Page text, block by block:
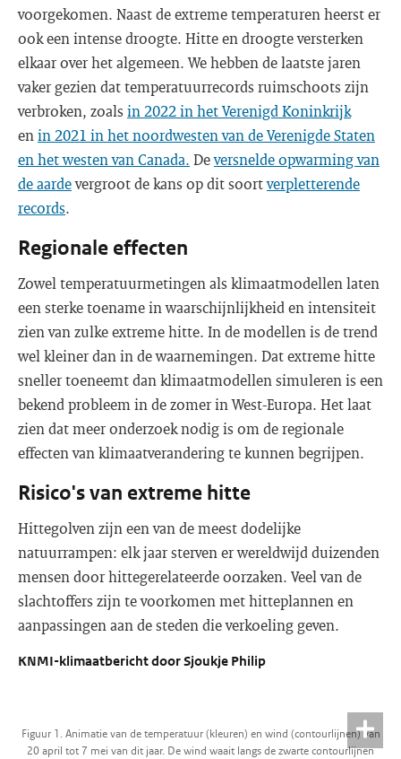
voorgekomen. Naast de extreme temperaturen heerst er
ook een intense droogte. Hitte en droogte versterken
elkaar over het algemeen. We hebben de laatste jaren
vaker gezien dat temperatuurrecords ruimschoots zijn
verbroken, zoalsin 2022 in het Verenigd Koninkrijk
en in 2021 in het noordwesten van de Verenigde Staten
en het westen van Canada. Deversnelde opwarming van
de aardevergroot de kans op dit soortverpletterende
records.
Regionale effecten
Zowel temperatuurmetingen als klimaatmodellen laten
een sterke toename in waarschijnlijkheid en intensiteit
zien van zulke extreme hitte. In de modellen is de trend
wel kleiner dan in de waarnemingen. Dat extreme hitte
sneller toeneemt dan klimaatmodellen simuleren is een
bekend probleem in de zomer in West-Europa. Het laat
zien dat meer onderzoek nodig is om de regionale
effecten van klimaatverandering te kunnen begrijpen.
Risico's van extreme hitte
Hittegolven zijn een van de meest dodelijke
natuurrampen: elk jaar sterven er wereldwijd duizenden
mensen door hittegerelateerde oorzaken. Veel van de
slachtoffers zijn te voorkomen met hitteplannen en
aanpassingen aan de steden die verkoeling geven.
KNMI-klimaatbericht door Sjoukje Philip
Figuur 1. Animatie van de temperatuur (kleuren) en wind (contourlijnen) van
20 april tot 7 mei van dit jaar. De wind waait langs de zwarte contourlijnen